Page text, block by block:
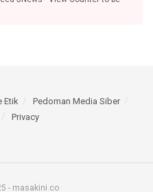
Etik
Pedoman Media Siber
Privacy
- masakini.co